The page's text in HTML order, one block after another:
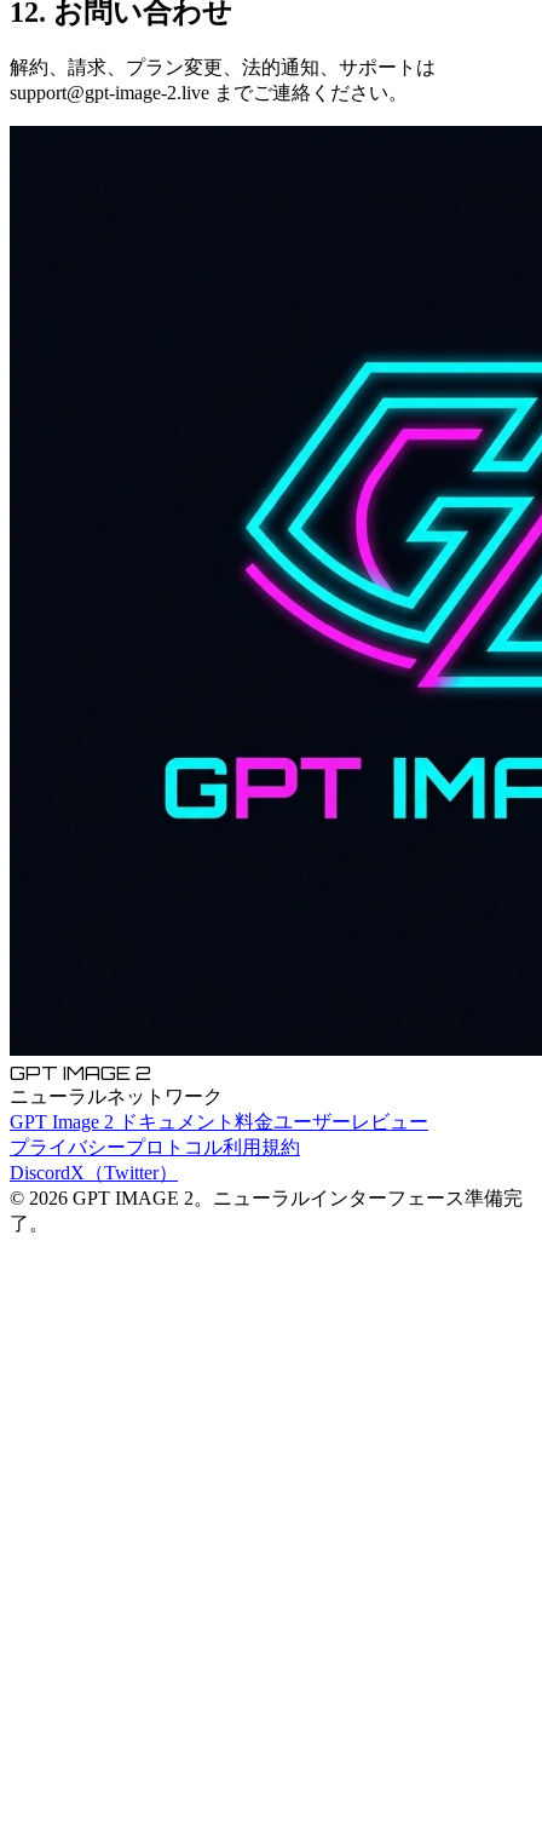
12. お問い合わせ
解約、請求、プラン変更、法的通知、サポートは
support@gpt-image-2.live までご連絡ください。
GPT IMAGE 2
ニューラルネットワーク
GPT Image 2 ドキュメント 料金ユーザーレビュー
プライバシープロトコル利用規約
DiscordX（Twitter）
© 2026 GPT IMAGE 2。ニューラルインターフェース準備完
了。